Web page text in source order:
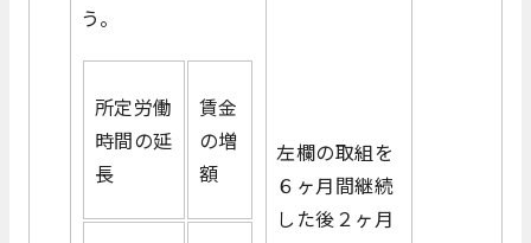
左欄の取組を
６ヶ月間継続
した後２ヶ月
う。
所定労働
時間の延
長
賃金
の増
額